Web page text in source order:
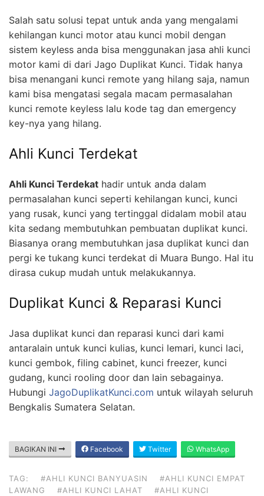
Salah satu solusi tepat untuk anda yang mengalami
kehilangan kunci motor atau kunci mobil dengan
sistem keyless anda bisa menggunakan jasa ahli kunci
motor kami di dari Jago Duplikat Kunci. Tidak hanya
bisa menangani kunci remote yang hilang saja, namun
kami bisa mengatasi segala macam permasalahan
kunci remote keyless lalu kode tag dan emergency
key-nya yang hilang.
Ahli Kunci Terdekat
Ahli Kunci Terdekat hadir untuk anda dalam
permasalahan kunci seperti kehilangan kunci, kunci
yang rusak, kunci yang tertinggal didalam mobil atau
kita sedang membutuhkan pembuatan duplikat kunci.
Biasanya orang membutuhkan jasa duplikat kunci dan
pergi ke tukang kunci terdekat di Muara Bungo. Hal itu
dirasa cukup mudah untuk melakukannya.
Duplikat Kunci & Reparasi Kunci
Jasa duplikat kunci dan reparasi kunci dari kami
antaralain untuk kunci kulias, kunci lemari, kunci laci,
kunci gembok, filing cabinet, kunci freezer, kunci
gudang, kunci rooling door dan lain sebagainya.
Hubungi JagoDuplikatKunci.com untuk wilayah seluruh
Bengkalis Sumatera Selatan.
BAGIKAN INI Facebook Twitter WhatsApp
TAG: #AHLI KUNCI BANYUASIN
#AHLI KUNCI EMPAT
LAWANG
#AHLI KUNCI LAHAT
#AHLI KUNCI